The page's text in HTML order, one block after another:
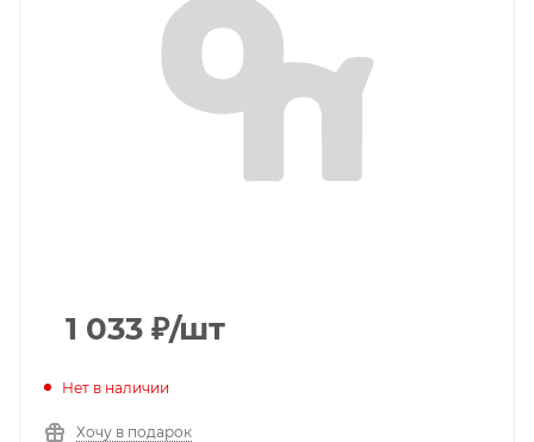
1 033 ₽/шт
Нет в наличии
Хочу в подарок